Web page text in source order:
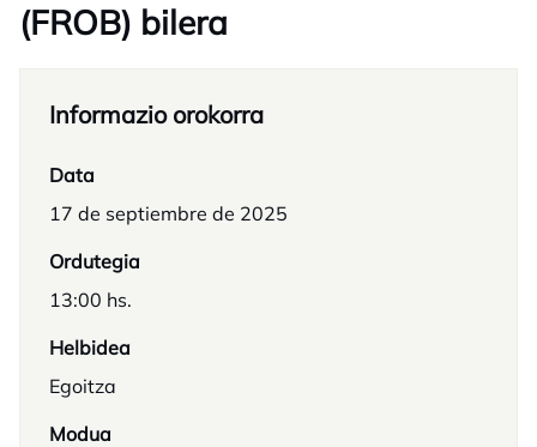
(FROB) bilera
Informazio orokorra
Data
17 de septiembre de 2025
Ordutegia
13:00 hs.
Helbidea
Egoitza
Modua